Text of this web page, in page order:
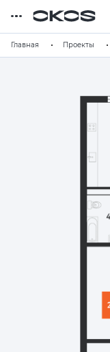
Главная Проекты